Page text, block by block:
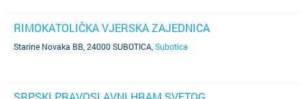
RIMOKATOLIČKA VJERSKA ZAJEDNICA
Starine Novaka BB, 24000 SUBOTICA Subotica